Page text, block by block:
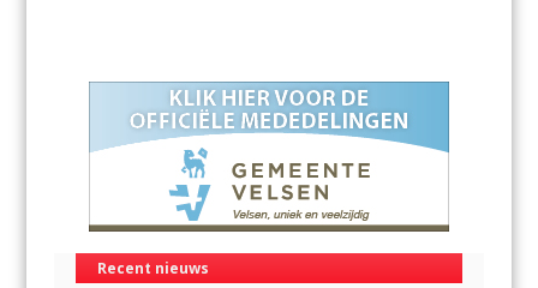
Recent nieuws